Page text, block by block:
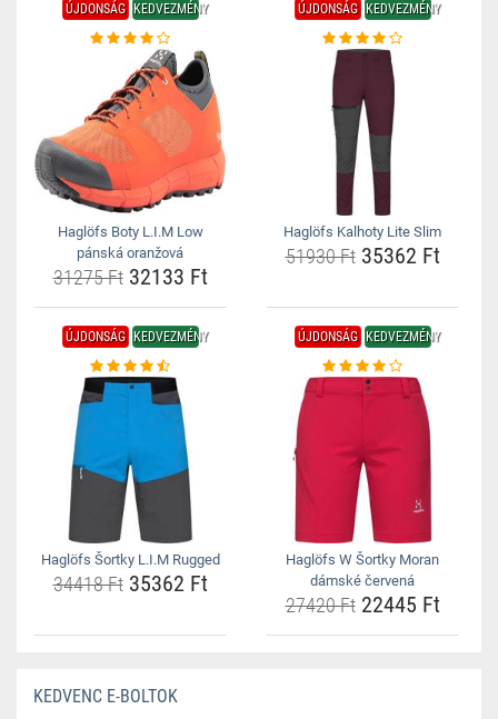
ÚJDONSÁG KEDVEZMÉNY
Haglöfs Boty L.I.M Low
pánská oranžová
31275 Ft32133 Ft
ÚJDONSÁG KEDVEZMÉNY
Haglöfs Kalhoty Lite Slim
51930 Ft35362 Ft
ÚJDONSÁG KEDVEZMÉNY
Haglöfs Šortky L.I.M Rugged
34418 Ft35362 Ft
ÚJDONSÁG KEDVEZMÉNY
Haglöfs W Šortky Moran
dámské červená
27420 Ft22445 Ft
KEDVENC E-BOLTOK